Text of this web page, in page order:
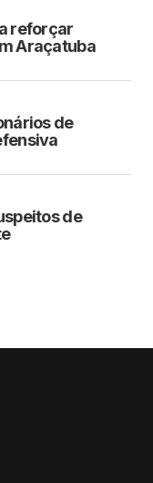
reforçar
Araçatuba
de
de